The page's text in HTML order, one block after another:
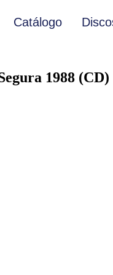
Catálogo
1988 (CD)